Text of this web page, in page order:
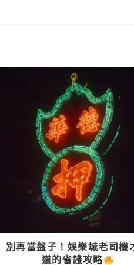
別再當盤子！娛樂城老司機
道的省錢攻略